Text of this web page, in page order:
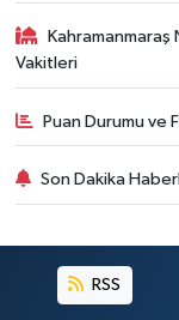
Kahramanmaraş
Vakitleri
Puan Durumu ve
Son Dakika
RSS